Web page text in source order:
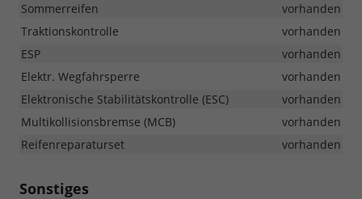
Sommerreifen
vorhanden
Traktionskontrolle
vorhanden
ESP
vorhanden
Elektr. Wegfahrsperre
vorhanden
Elektronische Stabilitätskontrolle (ESC)
vorhanden
Multikollisionsbremse (MCB)
vorhanden
Reifenreparaturset
vorhanden
Sonstiges